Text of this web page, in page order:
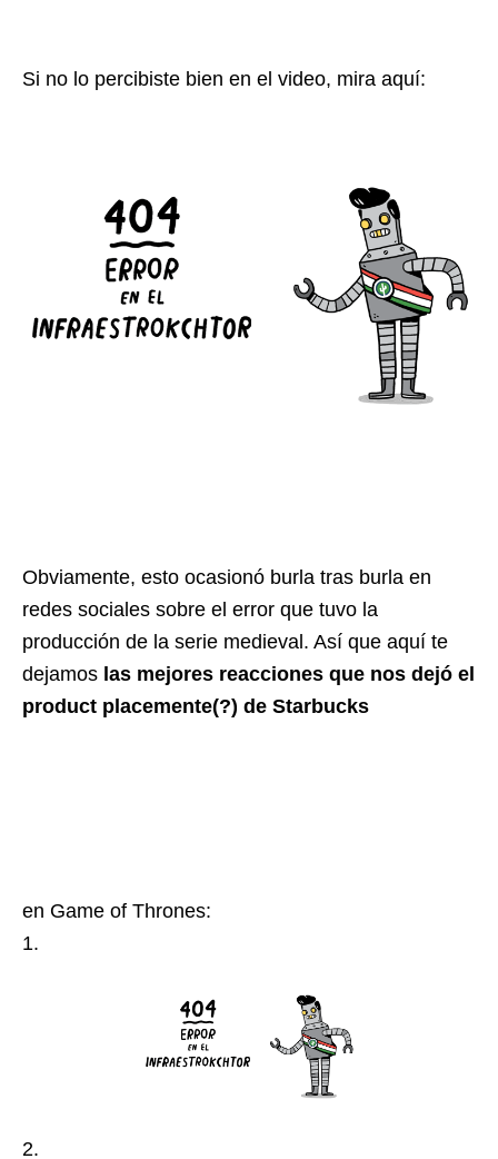
Si no lo percibiste bien en el video, mira aquí:
Obviamente, esto ocasionó burla tras burla en
redes sociales sobre el error que tuvo la
producción de la serie medieval. Así que aquí te
dejamos las mejores reacciones que nos dejó el
product placemente(?) de Starbucks
en Game of Thrones:
1.
2.